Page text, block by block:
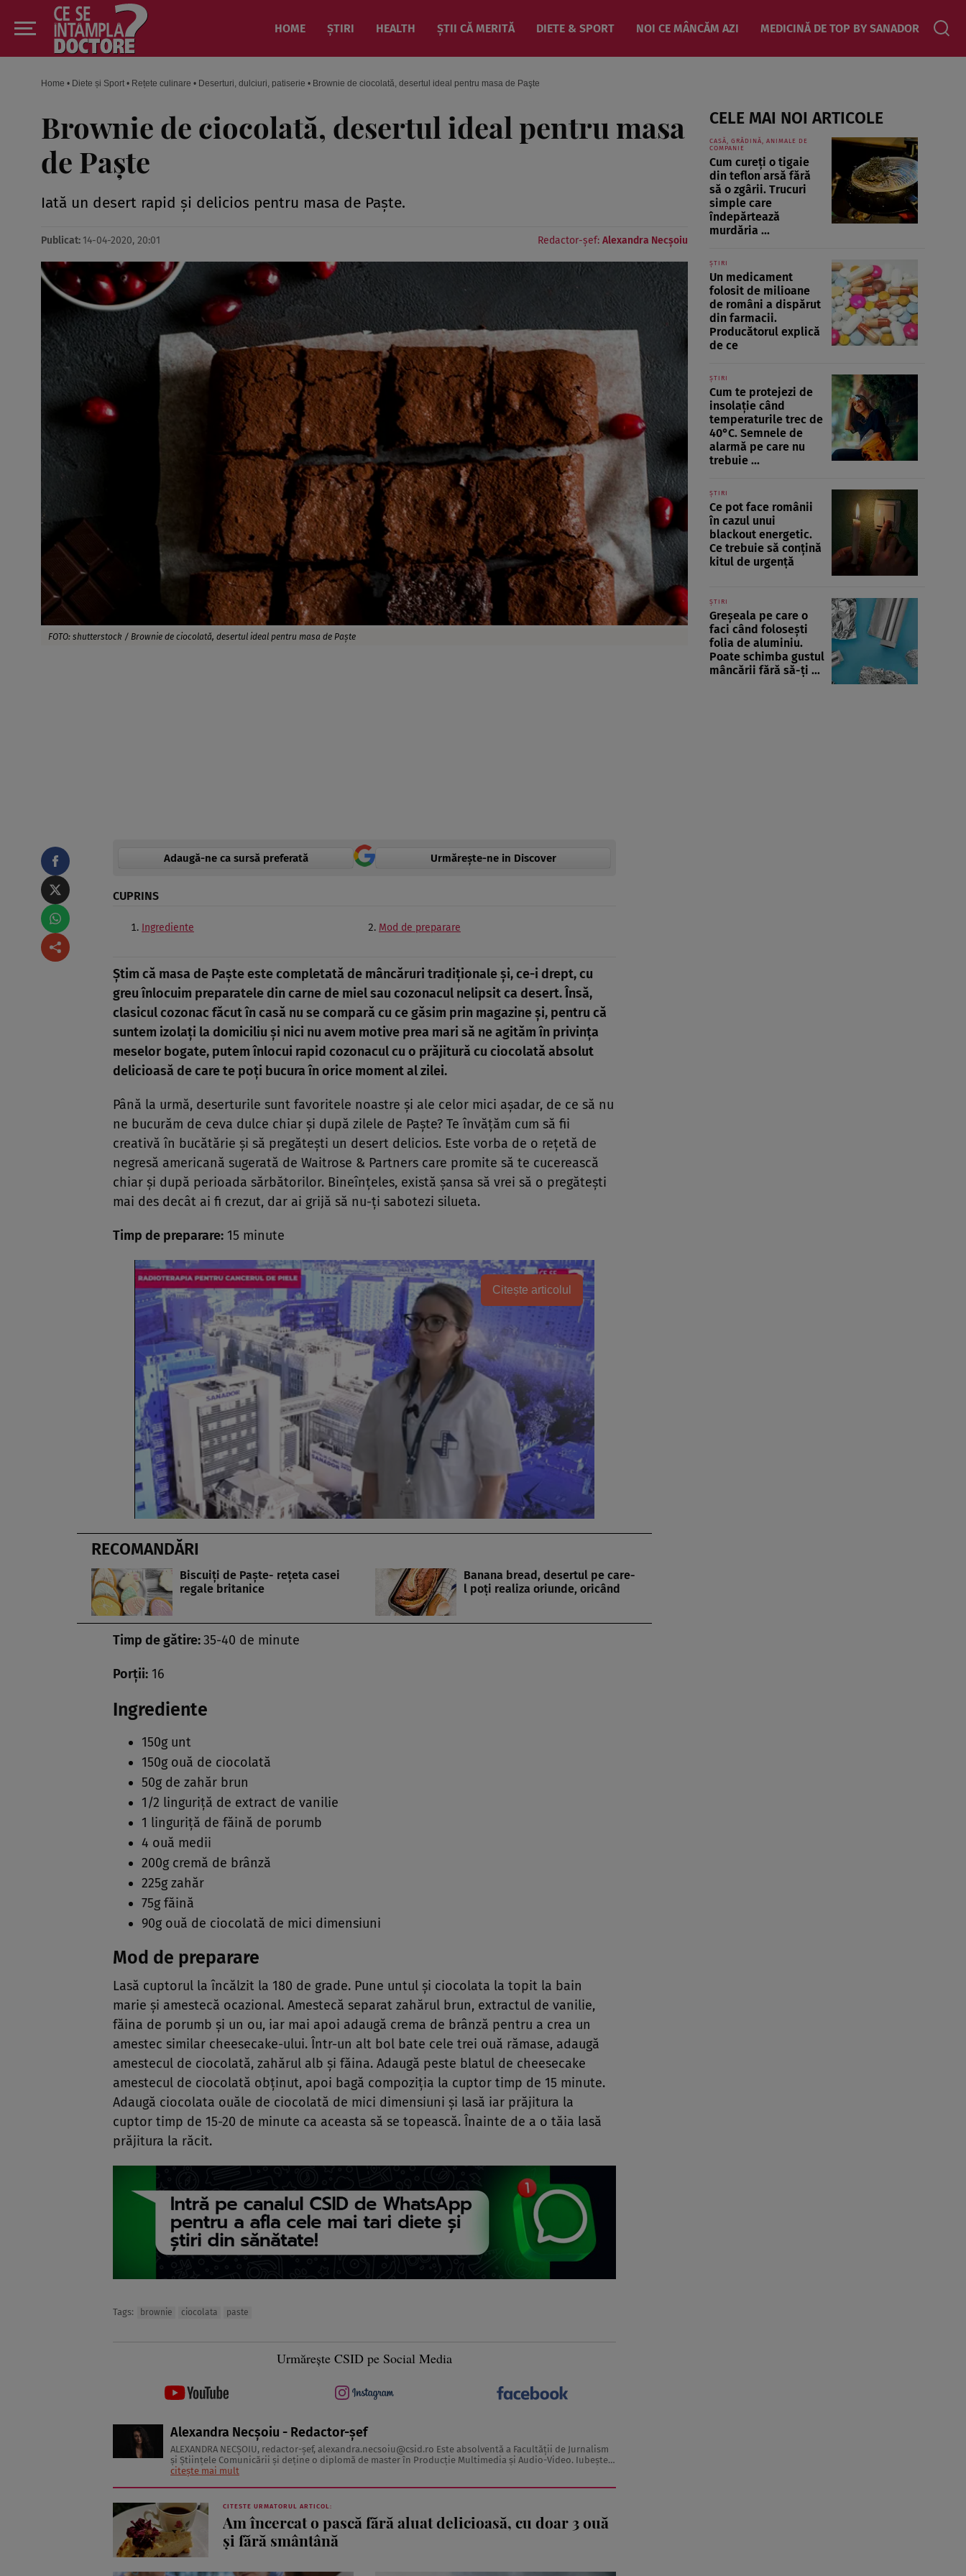
HOME ȘTIRI HEALTH ȘTII CĂ MERITĂ DIETE & SPORT NOI CE MÂNCĂM AZI MEDICINĂ DE TOP BY SANADOR
Home • Diete și Sport • Rețete culinare • Deserturi, dulciuri, patiserie • Brownie de ciocolată, desertul ideal pentru masa de Paşte
Brownie de ciocolată, desertul ideal pentru masa
de Paşte
Iată un desert rapid şi delicios pentru masa de Paşte.
Publicat: 14-04-2020, 20:01 Redactor-șef: Alexandra Necșoiu
FOTO: shutterstock / Brownie de ciocolată, desertul ideal pentru masa de Paşte
Adaugă-ne ca sursă preferată Urmărește-ne in Discover
CUPRINS
Ingrediente Mod de preparare
Ştim că masa de Paşte este completată de mâncăruri tradiţionale şi, ce-i drept, cu
greu înlocuim preparatele din carne de miel sau cozonacul nelipsit ca desert. Însă,
clasicul cozonac făcut în casă nu se compară cu ce găsim prin magazine şi, pentru că
suntem izolaţi la domiciliu şi nici nu avem motive prea mari să ne agităm în privinţa
meselor bogate, putem înlocui rapid cozonacul cu o prăjitură cu ciocolată absolut
delicioasă de care te poţi bucura în orice moment al zilei.
Până la urmă, deserturile sunt favoritele noastre şi ale celor mici aşadar, de ce să nu
ne bucurăm de ceva dulce chiar şi după zilele de Paşte? Te învăţăm cum să fii
creativă în bucătărie şi să pregăteşti un desert delicios. Este vorba de o reţetă de
negresă americană sugerată de Waitrose & Partners care promite să te cucerească
chiar şi după perioada sărbătorilor. Bineînţeles, există şansa să vrei să o pregăteşti
mai des decât ai fi crezut, dar ai grijă să nu-ţi sabotezi silueta.
Timp de preparare: 15 minute
Citește articolul
RECOMANDĂRI
Biscuiţi de Paşte- reţeta casei
regale britanice
Banana bread, desertul pe care-
l poţi realiza oriunde, oricând
Timp de gătire:35-40 de minute
Porţii: 16
Ingrediente
150g unt
150g ouă de ciocolată
50g de zahăr brun
1/2 linguriţă de extract de vanilie
1 linguriţă de făină de porumb
4 ouă medii
200g cremă de brânză
225g zahăr
75g făină
90g ouă de ciocolată de mici dimensiuni
Mod de preparare
Lasă cuptorul la încălzit la 180 de grade. Pune untul şi ciocolata la topit la bain
marie şi amestecă ocazional. Amestecă separat zahărul brun, extractul de vanilie,
făina de porumb şi un ou, iar mai apoi adaugă crema de brânză pentru a crea un
amestec similar cheesecake-ului. Într-un alt bol bate cele trei ouă rămase, adaugă
amestecul de ciocolată, zahărul alb şi făina. Adaugă peste blatul de cheesecake
amestecul de ciocolată obţinut, apoi bagă compoziţia la cuptor timp de 15 minute.
Adaugă ciocolata ouăle de ciocolată de mici dimensiuni şi lasă iar prăjitura la
cuptor timp de 15-20 de minute ca aceasta să se topească. Înainte de a o tăia lasă
prăjitura la răcit.
Tags: brownie ciocolata paste
Urmărește CSID pe Social Media
Alexandra Necșoiu - Redactor-șef
ALEXANDRA NECŞOIU, redactor-șef, alexandra.necsoiu@csid.ro Este absolventă a Facultăţii de Jurnalism
şi Ştiinţele Comunicării şi deţine o diplomă de master în Producţie Multimedia şi Audio-Video. Iubeşte
să scrie şi nu se vede făcând altceva, acesta fiind visul ei încă de pe ...
citește mai mult
CITESTE URMATORUL ARTICOL:
Am încercat o pască fără aluat delicioasă, cu doar 3 ouă
şi fără smântână
CELE MAI NOI ARTICOLE
CASĂ, GRĂDINĂ, ANIMALE DE
COMPANIE
Cum cureți o tigaie
din teflon arsă fără
să o zgârii. Trucuri
simple care
îndepărtează
murdăria ...
ȘTIRI
Un medicament
folosit de milioane
de români a dispărut
din farmacii.
Producătorul explică
de ce
ȘTIRI
Cum te protejezi de
insolație când
temperaturile trec de
40°C. Semnele de
alarmă pe care nu
trebuie ...
ȘTIRI
Ce pot face românii
în cazul unui
blackout energetic.
Ce trebuie să conțină
kitul de urgență
ȘTIRI
Greșeala pe care o
faci când folosești
folia de aluminiu.
Poate schimba gustul
mâncării fără să-ți ...